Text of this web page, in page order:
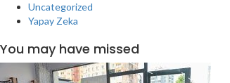
Uncategorized
Yapay Zeka
You may have missed